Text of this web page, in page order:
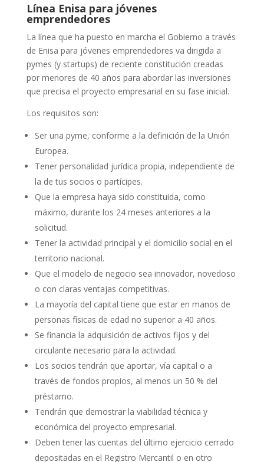
Línea Enisa para jóvenes
emprendedores
La línea que ha puesto en marcha el Gobierno a través
de Enisa para jóvenes emprendedores va dirigida a
pymes (y startups) de reciente constitución creadas
por menores de 40 años para abordar las inversiones
que precisa el proyecto empresarial en su fase inicial.
Los requisitos son:
Ser una pyme, conforme a la definición de la Unión
Europea.
Tener personalidad jurídica propia, independiente de
la de tus socios o partícipes.
Que la empresa haya sido constituida, como
máximo, durante los 24 meses anteriores a la
solicitud.
Tener la actividad principal y el domicilio social en el
territorio nacional.
Que el modelo de negocio sea innovador, novedoso
o con claras ventajas competitivas.
La mayoría del capital tiene que estar en manos de
personas físicas de edad no superior a 40 años.
Se financia la adquisición de activos fijos y del
circulante necesario para la actividad.
Los socios tendrán que aportar, vía capital o a
través de fondos propios, al menos un 50 % del
préstamo.
Tendrán que demostrar la viabilidad técnica y
económica del proyecto empresarial.
Deben tener las cuentas del último ejercicio cerrado
depositadas en el Registro Mercantil o en otro